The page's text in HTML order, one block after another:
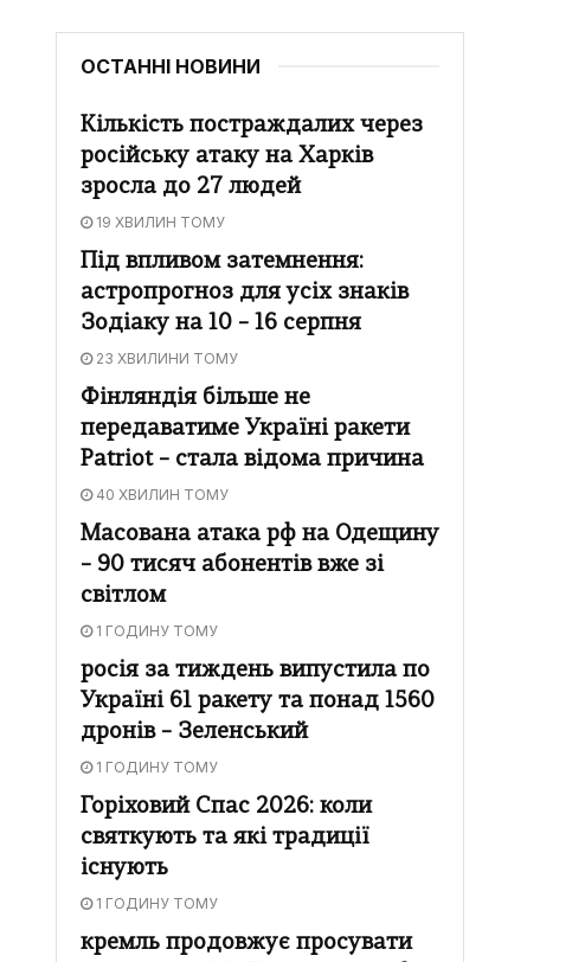
ОСТАННІ НОВИНИ
Кількість постраждалих через
російську атаку на Харків
зросла до 27 людей
19 ХВИЛИН ТОМУ
Під впливом затемнення:
астропрогноз для усіх знаків
Зодіаку на 10 – 16 серпня
23 ХВИЛИНИ ТОМУ
Фінляндія більше не
передаватиме Україні ракети
Patriot – стала відома причина
40 ХВИЛИН ТОМУ
Масована атака рф на Одещину
– 90 тисяч абонентів вже зі
світлом
1 ГОДИНУ ТОМУ
росія за тиждень випустила по
Україні 61 ракету та понад 1560
дронів – Зеленський
1 ГОДИНУ ТОМУ
Горіховий Спас 2026: коли
святкують та які традиції
існують
1 ГОДИНУ ТОМУ
кремль продовжує просувати